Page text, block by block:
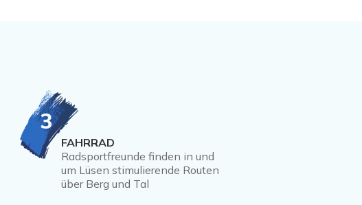
3
FAHRRAD
Radsportfreunde finden in und
um Lüsen stimulierende Routen
über Berg und Tal